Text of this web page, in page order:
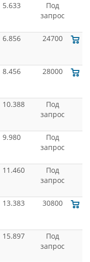
5.633
Под
запрос
6.856 24700
8.456 28000
10.388
Под
запрос
9.980
Под
запрос
11.460
Под
запрос
13.383 30800
15.897
Под
запрос